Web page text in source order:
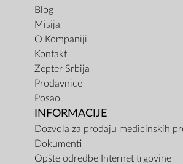
Blog
Misija
O Kompaniji
Kontakt
Zepter Srbija
Prodavnice
Posao
INFORMACIJE
Dozvola za prodaju medicinskih
Dokumenti
Opšte odredbe Internet trgovine